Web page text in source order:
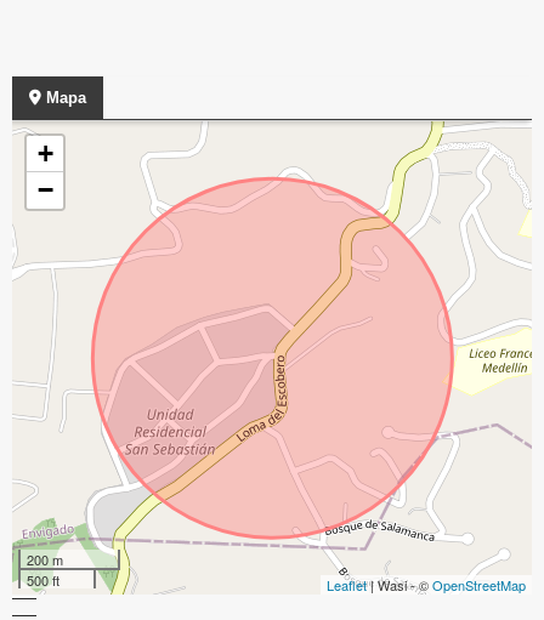
Mapa
+
−
200 m
500 ft
Leaflet| Wasi - ©OpenStreetMap